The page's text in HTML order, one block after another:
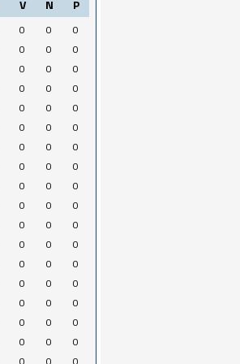
V N P
0 0
0
0 0
0
0 0
0
0 0
0
0 0
0
0 0
0
0 0
0
0 0
0
0 0
0
0 0
0
0 0
0
0 0
0
0 0
0
0 0
0
0 0
0
0 0
0
0 0
0